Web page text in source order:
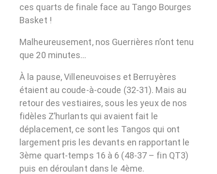
ces quarts de finale face au Tango Bourges
Basket !
Malheureusement, nos Guerrières n’ont tenu
que 20 minutes…
À la pause, Villeneuvoises et Berruyères
étaient au coude-à-coude (32-31). Mais au
retour des vestiaires, sous les yeux de nos
fidèles Z’hurlants qui avaient fait le
déplacement, ce sont les Tangos qui ont
largement pris les devants en rapportant le
3ème quart-temps 16 à 6 (48-37 – fin QT3)
puis en déroulant dans le 4ème.